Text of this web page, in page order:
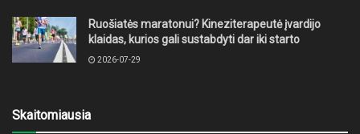
Ruošiatės maratonui? Kineziterapeutė įvardijo
klaidas, kurios gali sustabdyti dar iki starto
2026-07-29
Skaitomiausia